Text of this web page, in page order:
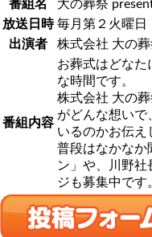
番組名
大の葬祭
放送日時 毎月第２火曜
出演者
株式会社 大の
番組内容
お葬式はどなた
な時間です。
株式会社 大の
がどんな想いで
いるのかお伝え
普段はなかなか
ン」や、川野
ジも募集中です